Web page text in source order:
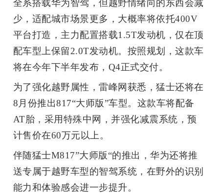
全系搭载华为智驾，但越野情绪向的东西会减
少，适配城市场景更多，大概率将依托400V
平台打造，主力配置搭载1.5T发动机，仅在顶
配车型上保留2.0T发动机。按照规划，这款车
将在今年下半年发布， Q4正式交付。
为了强化越野属性，雷峰网获悉，猛士还将在
8 月份推出817“大师版”车型。这款车将配备
AT胎，采用特殊中网，并强化减震系统，预
计售价在60万元以上。
伴随猛士M817”大师版“的推出，华为还将推
送专属于越野车型的智驾系统，在野外的识别
能力和体验感会进一步提升。